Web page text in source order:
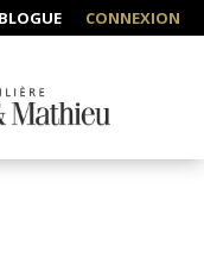
CONNEXION